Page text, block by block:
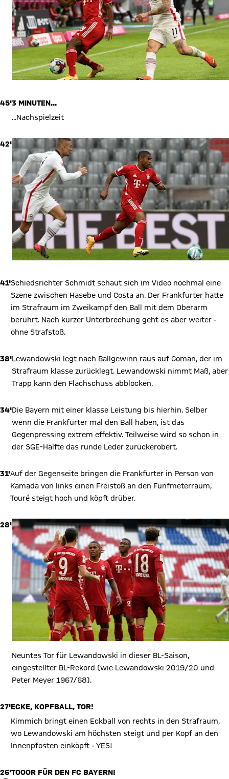
45'3 MINUTEN...
...Nachspielzeit
42'
41'Schiedsrichter Schmidt schaut sich im Video nochmal eine
Szene zwischen Hasebe und Costa an. Der Frankfurter hatte
im Strafraum im Zweikampf den Ball mit dem Oberarm
berührt. Nach kurzer Unterbrechung geht es aber weiter -
ohne Strafstoß.
38'Lewandowski legt nach Ballgewinn raus auf Coman, der im
Strafraum klasse zurücklegt. Lewandowski nimmt Maß, aber
Trapp kann den Flachschuss abblocken.
34'Die Bayern mit einer klasse Leistung bis hierhin. Selber
wenn die Frankfurter mal den Ball haben, ist das
Gegenpressing extrem effektiv. Teilweise wird so schon in
der SGE-Hälfte das runde Leder zurückerobert.
31'Auf der Gegenseite bringen die Frankfurter in Person von
Kamada von links einen Freistoß an den Fünfmeterraum,
Touré steigt hoch und köpft drüber.
28'
Neuntes Tor für Lewandowski in dieser BL-Saison,
eingestellter BL-Rekord (wie Lewandowski 2019/20 und
Peter Meyer 1967/68).
27'ECKE, KOPFBALL, TOR!
Kimmich bringt einen Eckball von rechts in den Strafraum,
wo Lewandowski am höchsten steigt und per Kopf an den
Innenpfosten einköpft - YES!
26'TOOOR FÜR DEN FC BAYERN!